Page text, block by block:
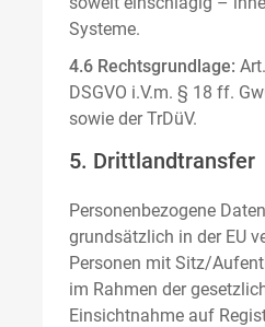
Systeme.
4.6 Rechtsgrundlage:
DSGVO i.V.m. § 18 ff.
sowie der TrDüV.
5. Drittlandtransfer
Personenbezogene
grundsätzlich in der EU
Personen mit Sitz/
im Rahmen der
Einsichtnahme auf